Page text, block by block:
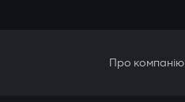
Про компанію